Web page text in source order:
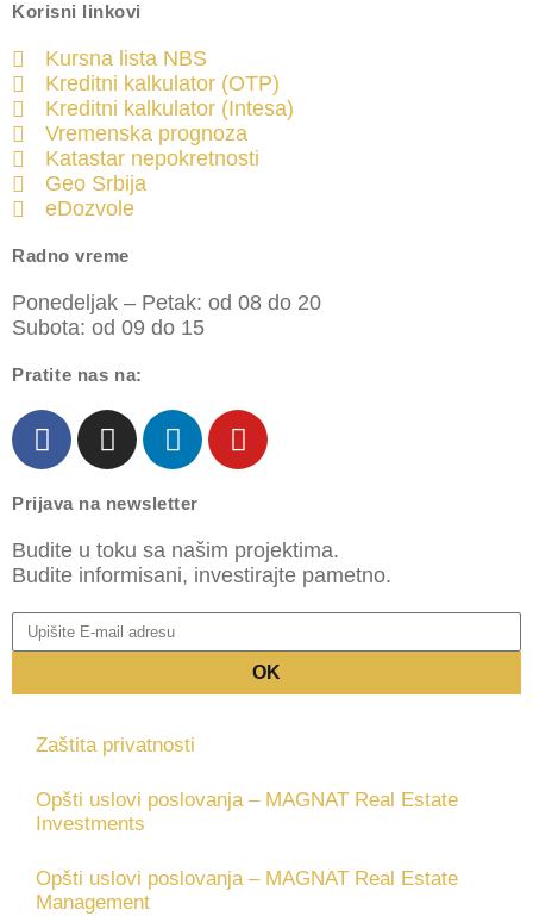
Korisni linkovi
Kursna lista NBS
Kreditni kalkulator (OTP)
Kreditni kalkulator (Intesa)
Vremenska prognoza
Katastar nepokretnosti
Geo Srbija
eDozvole
Radno vreme
Ponedeljak – Petak: od 08 do 20
Subota: od 09 do 15
Pratite nas na:
Prijava na newsletter
Budite u toku sa našim projektima.
Budite informisani, investirajte pametno.
OK
Zaštita privatnosti
Opšti uslovi poslovanja – MAGNAT Real Estate
Investments
Opšti uslovi poslovanja – MAGNAT Real Estate
Management